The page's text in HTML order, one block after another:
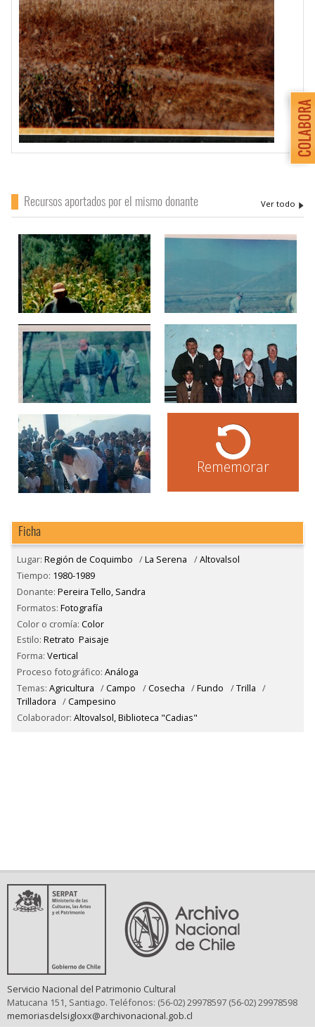
Recursos aportados por el mismo donante
Rememorar
Ficha
Lugar: Región de Coquimbo /La Serena /Altovalsol
Tiempo: 1980-1989
Donante: Pereira Tello, Sandra
Formatos: Fotografía
Color o cromía: Color
Estilo: Retrato Paisaje
Forma: Vertical
Proceso fotográfico: Análoga
Temas: Agricultura /Campo /Cosecha /Fundo /Trilla /
Trilladora /Campesino
Colaborador: Altovalsol, Biblioteca "Cadias"
Servicio Nacional del Patrimonio Cultural
Matucana 151, Santiago. Teléfonos: (56-02) 29978597 (56-02) 29978598
memoriasdelsigloxx@archivonacional.gob.cl